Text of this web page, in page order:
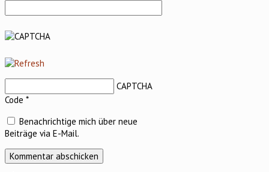
CAPTCHA
Code *
Benachrichtige mich über neue
Beiträge via E-Mail.